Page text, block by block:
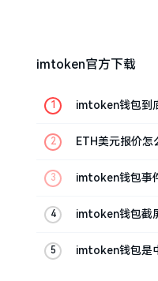
imtoken官方下载
imtoken钱包到
ETH美元报价怎
imtoken钱包事
imtoken钱包截
imtoken钱包是